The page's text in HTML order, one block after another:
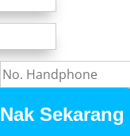
Sekarang